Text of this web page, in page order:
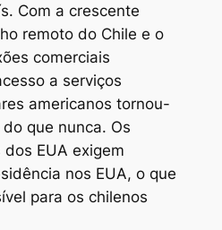
Com a crescente
remoto do Chile e o
comerciais
a serviços
americanos tornou-
que nunca. Os
EUA exigem
nos EUA, o que
para os chilenos